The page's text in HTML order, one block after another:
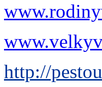
http://